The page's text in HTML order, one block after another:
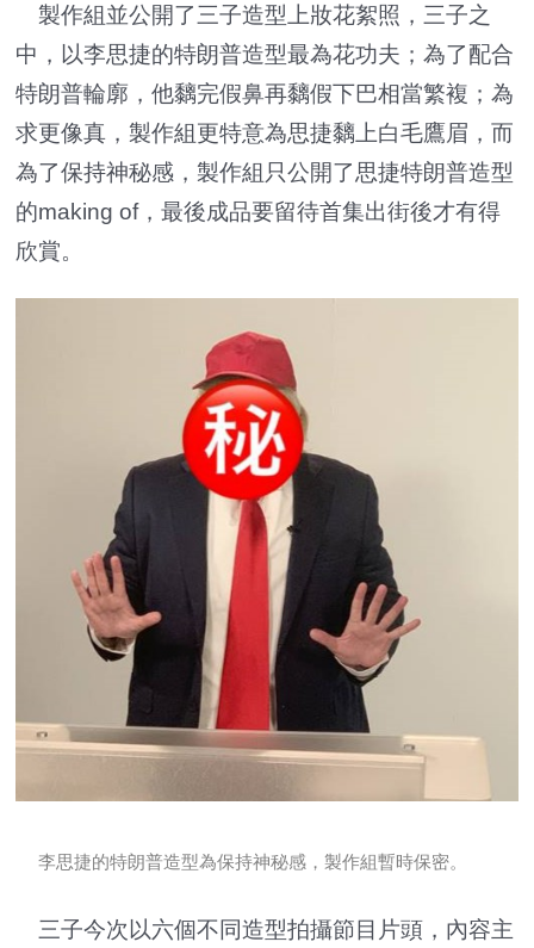
製作組並公開了三子造型上妝花絮照，三子之
中，以李思捷的特朗普造型最為花功夫；為了配合
特朗普輪廓，他黐完假鼻再黐假下巴相當繁複；為
求更像真，製作組更特意為思捷黐上白毛鷹眉，而
為了保持神秘感，製作組只公開了思捷特朗普造型
的making of，最後成品要留待首集出街後才有得
欣賞。
李思捷的特朗普造型為保持神秘感，製作組暫時保密。
三子今次以六個不同造型拍攝節目片頭，內容主